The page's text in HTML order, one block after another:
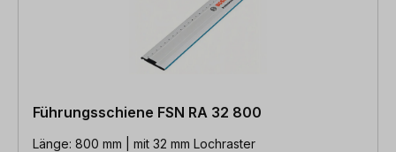
Führungsschiene FSN RA 32 800
Länge: 800 mm | mit 32 mm Lochraster